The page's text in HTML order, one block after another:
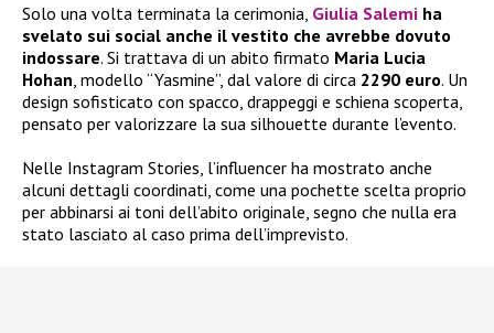
Solo una volta terminata la cerimonia, Giulia Salemi ha
svelato sui social anche il vestito che avrebbe dovuto
indossare. Si trattava di un abito firmato Maria Lucia
Hohan , modello “Yasmine”, dal valore di circa 2290 euro. Un
design sofisticato con spacco, drappeggi e schiena scoperta,
pensato per valorizzare la sua silhouette durante l’evento.
Nelle Instagram Stories, l’influencer ha mostrato anche
alcuni dettagli coordinati, come una pochette scelta proprio
per abbinarsi ai toni dell’abito originale, segno che nulla era
stato lasciato al caso prima dell’imprevisto.